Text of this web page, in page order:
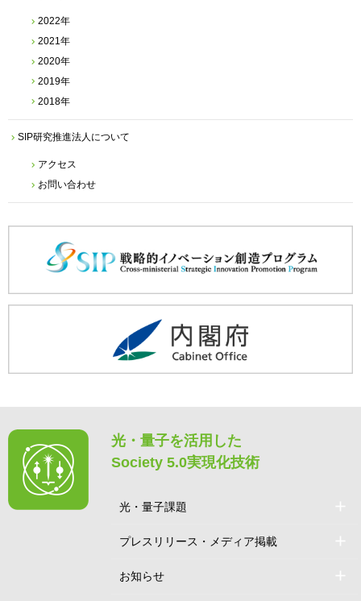
2022年
2021年
2020年
2019年
2018年
SIP研究推進法人について
アクセス
お問い合わせ
光・量子を活用した
Society 5.0実現化技術
光・量子課題
プレスリリース・メディア掲載
お知らせ